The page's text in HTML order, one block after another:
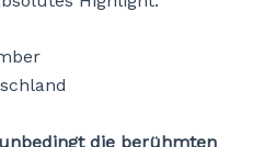
die berühmten